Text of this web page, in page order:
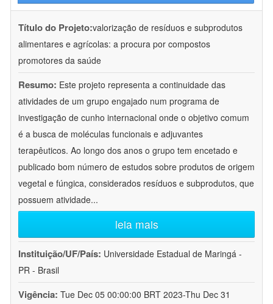
Título do Projeto:valorização de resíduos e subprodutos
alimentares e agrícolas: a procura por compostos
promotores da saúde
Resumo: Este projeto representa a continuidade das
atividades de um grupo engajado num programa de
investigação de cunho internacional onde o objetivo comum
é a busca de moléculas funcionais e adjuvantes
terapêuticos. Ao longo dos anos o grupo tem encetado e
publicado bom número de estudos sobre produtos de origem
vegetal e fúngica, considerados resíduos e subprodutos, que
possuem atividade...
leia mais
Instituição/UF/País: Universidade Estadual de Maringá -
PR - Brasil
Vigência: Tue Dec 05 00:00:00 BRT 2023-Thu Dec 31